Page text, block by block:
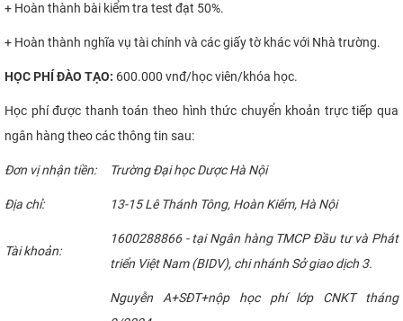
+ Hoàn thành bài kiểm tra test đạt 50%.
+ Hoàn thành nghĩa vụ tài chính và các giấy tờ khác với Nhà trường.
HỌC PHÍ ĐÀO TẠO: 600.000 vnđ/học viên/khóa học.
Học phí được thanh toán theo hình thức chuyển khoản trực tiếp qua
ngân hàng theo các thông tin sau:
Đơn vị nhận tiền: Trường Đại học Dược Hà Nội
Địa chỉ: 13-15 Lê Thánh Tông, Hoàn Kiếm, Hà Nội
Tài khoản:
1600288866 - tại Ngân hàng TMCP Đầu tư và Phát
triển Việt Nam (BIDV), chi nhánh Sở giao dịch 3.
Nguyễn A+SĐT+nộp học phí lớp CNKT tháng